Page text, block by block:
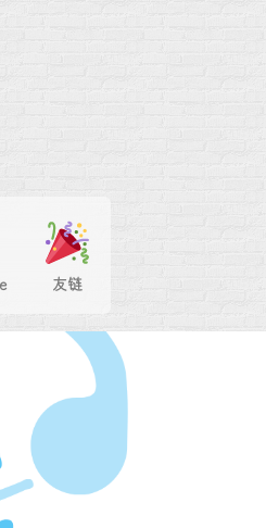
友链